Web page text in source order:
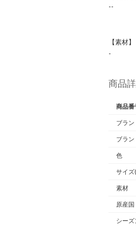
--
【素材】
-
商品
商品番
ブラ
ブラン
色
サイズ
素材
原産国
シーズ